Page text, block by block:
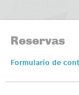
Reservas
Formulario de